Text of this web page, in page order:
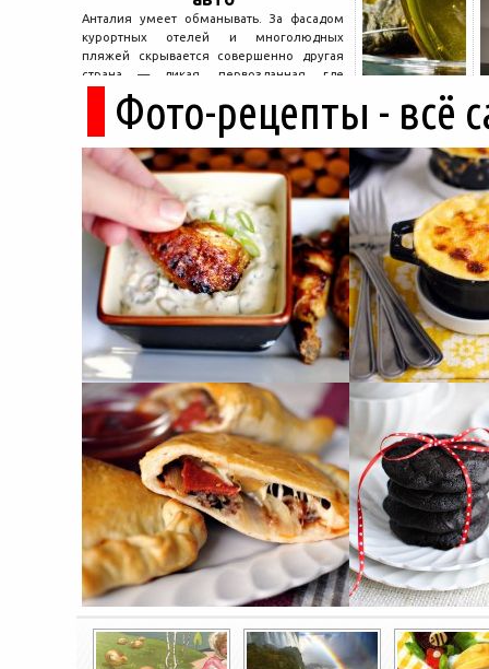
Анталия умеет обманывать. За фасадом
курортных отелей и многолюдных
пляжей скрывается совершенно другая
страна — дикая, первозданная, где
древние руины дремлют в тени кедров, а
горные дороги ведут к местам, о которых
не расскажет ни один автобусный гид....
Фото-рецепты - всё